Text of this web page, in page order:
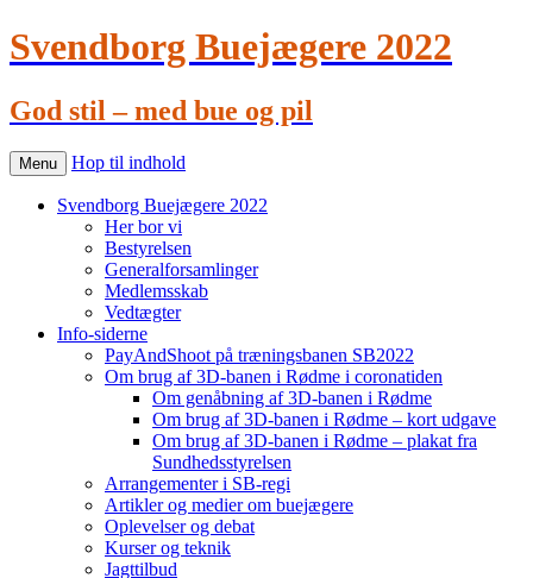
Svendborg Buejægere 2022
God stil – med bue og pil
Menu Hop til indhold
Svendborg Buejægere 2022
Her bor vi
Bestyrelsen
Generalforsamlinger
Medlemsskab
Vedtægter
Info-siderne
PayAndShoot på træningsbanen SB2022
Om brug af 3D-banen i Rødme i coronatiden
Om genåbning af 3D-banen i Rødme
Om brug af 3D-banen i Rødme – kort udgave
Om brug af 3D-banen i Rødme – plakat fra
Sundhedsstyrelsen
Arrangementer i SB-regi
Artikler og medier om buejægere
Oplevelser og debat
Kurser og teknik
Jagttilbud